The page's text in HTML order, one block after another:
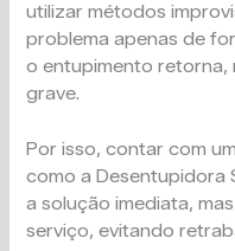
utilizar métodos
problema apenas de
o entupimento retorna,
grave.
Por isso, contar com
como a Desentupidora
a solução imediata,
serviço, evitando